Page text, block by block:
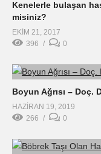
Kenelerle bulaşan
misiniz?
EKIM 21, 2017
396
0
Boyun Ağrısı – Doç.
HAZIRAN 19, 2019
266
0